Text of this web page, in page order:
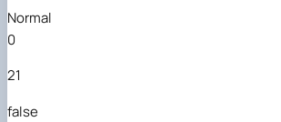
Normal
0
21
false